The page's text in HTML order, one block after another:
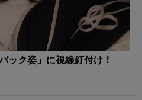
ック姿」に視線釘付け！